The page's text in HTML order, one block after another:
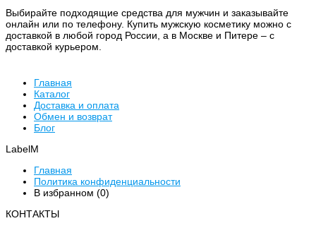
Выбирайте подходящие средства для мужчин и заказывайте
онлайн или по телефону. Купить мужскую косметику можно с
доставкой в любой город России, а в Москве и Питере – с
доставкой курьером.
Главная
Каталог
Доставка и оплата
Обмен и возврат
Блог
LabelM
Главная
Политика конфиденциальности
В избранном (0)
КОНТАКТЫ